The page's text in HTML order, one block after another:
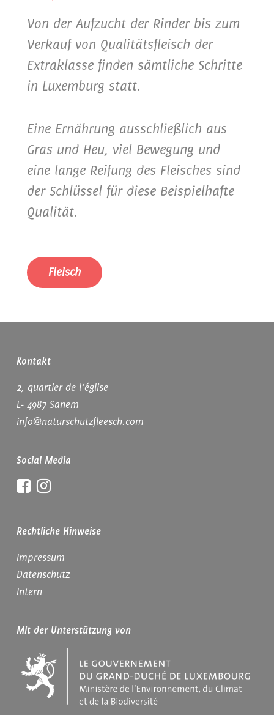
Von der Aufzucht der Rinder bis zum
Verkauf von Qualitätsfleisch der
Extraklasse finden sämtliche Schritte
in Luxemburg statt.
Eine Ernährung ausschließlich aus
Gras und Heu, viel Bewegung und
eine lange Reifung des Fleisches sind
der Schlüssel für diese Beispielhafte
Qualität.
Fleisch
Kontakt
2, quartier de l‘église
L- 4987 Sanem
info@naturschutzfleesch.com
Social Media
FacebookInstagram
Rechtliche Hinweise
Impressum
Datenschutz
Intern
Mit der Unterstützung von